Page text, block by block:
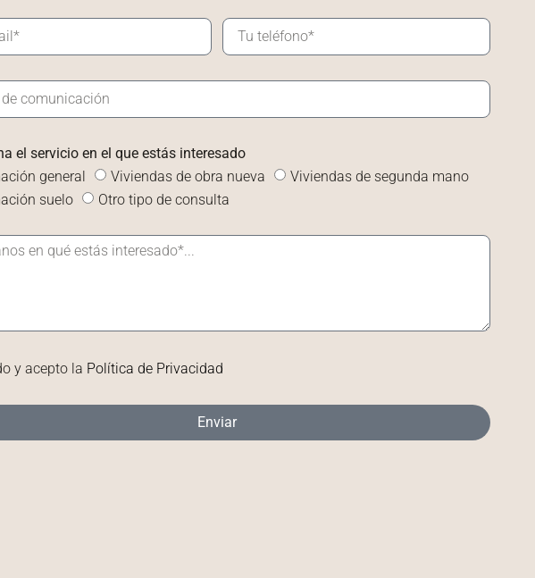
el servicio en el que estás interesado
general
Viviendas de obra nueva
Viviendas de segunda mano
suelo
Otro tipo de consulta
y acepto la Política de Privacidad
Enviar